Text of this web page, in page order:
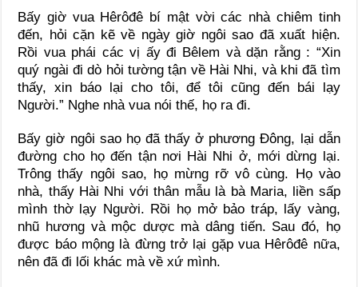
Bấy giờ vua Hêrôđê bí mật vời các nhà chiêm tinh
đến, hỏi cặn kẽ về ngày giờ ngôi sao đã xuất hiện.
Rồi vua phái các vị ấy đi Bêlem và dặn rằng : “Xin
quý ngài đi dò hỏi tường tận về Hài Nhi, và khi đã tìm
thấy, xin báo lại cho tôi, để tôi cũng đến bái lạy
Người.” Nghe nhà vua nói thế, họ ra đi.
Bấy giờ ngôi sao họ đã thấy ở phương Đông, lại dẫn
đường cho họ đến tận nơi Hài Nhi ở, mới dừng lại.
Trông thấy ngôi sao, họ mừng rỡ vô cùng. Họ vào
nhà, thấy Hài Nhi với thân mẫu là bà Maria, liền sấp
mình thờ lạy Người. Rồi họ mở bảo tráp, lấy vàng,
nhũ hương và mộc dược mà dâng tiến. Sau đó, họ
được báo mộng là đừng trở lại gặp vua Hêrôđê nữa,
nên đã đi lối khác mà về xứ mình.